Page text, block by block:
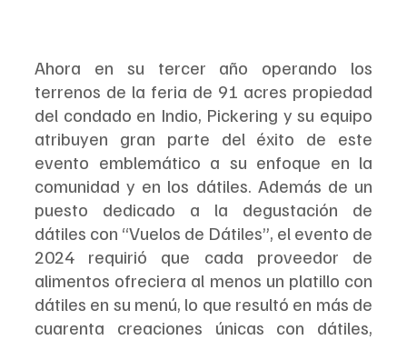
Ahora en su tercer año operando los
terrenos de la feria de 91 acres propiedad
del condado en Indio, Pickering y su equipo
atribuyen gran parte del éxito de este
evento emblemático a su enfoque en la
comunidad y en los dátiles. Además de un
puesto dedicado a la degustación de
dátiles con “Vuelos de Dátiles”, el evento de
2024 requirió que cada proveedor de
alimentos ofreciera al menos un platillo con
dátiles en su menú, lo que resultó en más de
cuarenta creaciones únicas con dátiles,